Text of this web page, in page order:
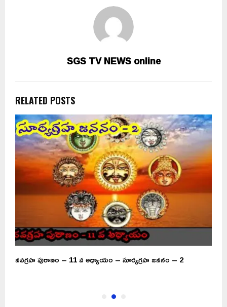
SGS TV NEWS online
RELATED POSTS
నవగ్రహ పురాణం – 11 వ అధ్యాయం – సూర్యగ్రహ జననం – 2